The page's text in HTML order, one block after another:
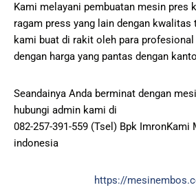
Kami melayani pembuatan mesin pres
ragam press yang lain dengan kwalitas
kami buat di rakit oleh para profesional
dengan harga yang pantas dengan
Seandainya Anda berminat dengan
hubungi admin kami di
082-257-391-559 (Tsel) Bpk ImronKami
indonesia
https://